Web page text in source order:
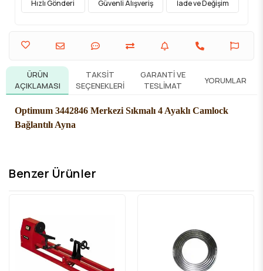
Hızlı Gönderi Güvenli Alışveriş İade ve Değişim
ÜRÜN
AÇIKLAMASI
TAKSIT
SEÇENEKLERI
GARANTI VE
TESLIMAT
YORUMLAR
Optimum 3442846 Merkezi Sıkmalı 4 Ayaklı Camlock
Bağlantılı Ayna
Benzer Ürünler